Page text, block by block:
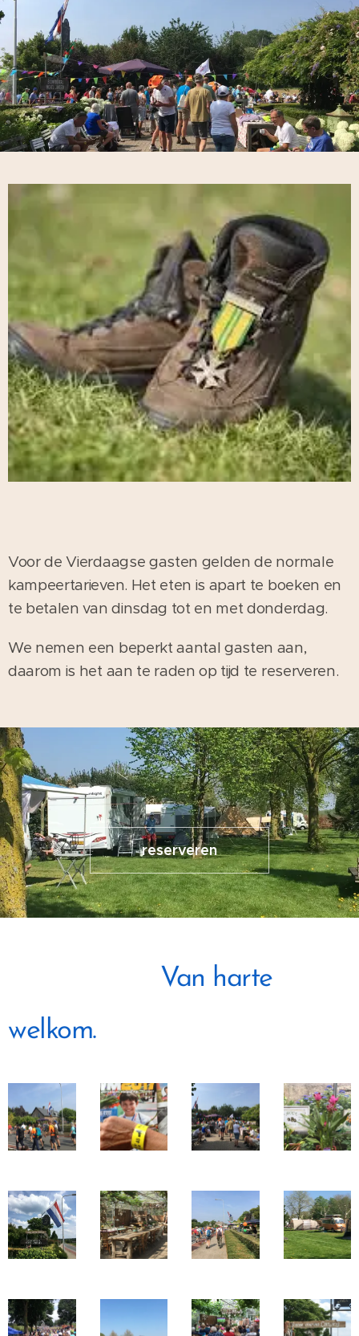
.
Voor de Vierdaagse gasten gelden de normale
kampeertarieven. Het eten is apart te boeken en
te betalen van dinsdag tot en met donderdag.
We nemen een beperkt aantal gasten aan,
daarom is het aan te raden op tijd te reserveren.
reserveren
Van harte
welkom.